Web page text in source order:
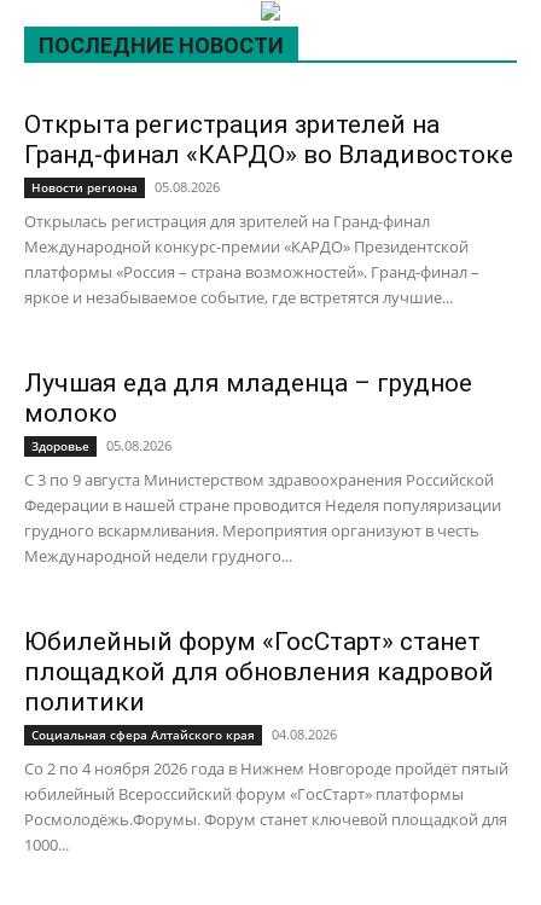
ПОСЛЕДНИЕ НОВОСТИ
Открыта регистрация зрителей на
Гранд-финал «КАРДО» во Владивостоке
Новости региона 05.08.2026
Открылась регистрация для зрителей на Гранд-финал
Международной конкурс-премии «КАРДО» Президентской
платформы «Россия – страна возможностей». Гранд-финал –
яркое и незабываемое событие, где встретятся лучшие...
Лучшая еда для младенца – грудное
молоко
Здоровье 05.08.2026
С 3 по 9 августа Министерством здравоохранения Российской
Федерации в нашей стране проводится Неделя популяризации
грудного вскармливания. Мероприятия организуют в честь
Международной недели грудного...
Юбилейный форум «ГосСтарт» станет
площадкой для обновления кадровой
политики
Социальная сфера Алтайского края 04.08.2026
Со 2 по 4 ноября 2026 года в Нижнем Новгороде пройдёт пятый
юбилейный Всероссийский форум «ГосСтарт» платформы
Росмолодёжь.Форумы. Форум станет ключевой площадкой для
1000...